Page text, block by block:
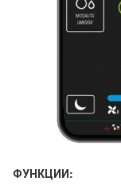
ФУНКЦИИ: